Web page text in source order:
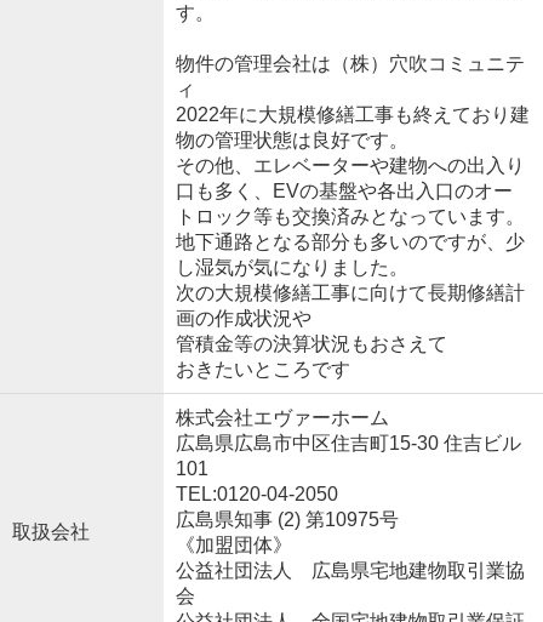
す。
物件の管理会社は（株）穴吹コミュニテ
ィ
2022年に大規模修繕工事も終えており建
物の管理状態は良好です。
その他、エレベーターや建物への出入り
口も多く、EVの基盤や各出入口のオー
トロック等も交換済みとなっています。
地下通路となる部分も多いのですが、少
し湿気が気になりました。
次の大規模修繕工事に向けて長期修繕計
画の作成状況や
管積金等の決算状況もおさえて
おきたいところです
取扱会社
株式会社エヴァーホーム
広島県広島市中区住吉町15-30 住吉ビル
101
TEL:0120-04-2050
広島県知事 (2) 第10975号
《加盟団体》
公益社団法人 広島県宅地建物取引業協
会